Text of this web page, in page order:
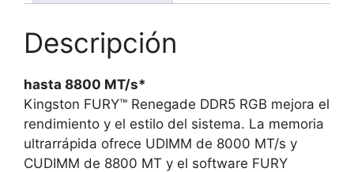
RGB
WHITE
-
KF584CU40RWAK2-
48
cantidad
Descripción
hasta 8800 MT/s*
Kingston FURY™ Renegade DDR5 RGB mejora el
rendimiento y el estilo del sistema. La memoria
ultrarrápida ofrece UDIMM de 8000 MT/s y
CUDIMM de 8800 MT y el software FURY